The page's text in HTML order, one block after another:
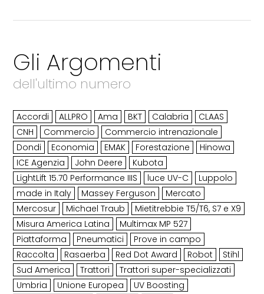
Gli Argomenti
dell'ultimo numero
Accordi ALLPRO Ama BKT Calabria
CLAAS
CNH
Commercio
Commercio intrenazionale
Dondi
Economia EMAK Forestazione
Hinowa
ICE Agenzia
John Deere
Kubota
LightLift 15.70 Performance IIIS
luce UV-C
Luppolo
made in Italy
Massey Ferguson
Mercato
Mercosur
Michael Traub
Mietitrebbie T5/T6, S7 e X9
Misura America Latina
Multimax MP 527
Piattaforma
Pneumatici
Prove in campo
Raccolta
Rasaerba Red Dot Award Robot
Stihl
Sud America
Trattori
Trattori super-specializzati
Umbria
Unione Europea
UV Boosting